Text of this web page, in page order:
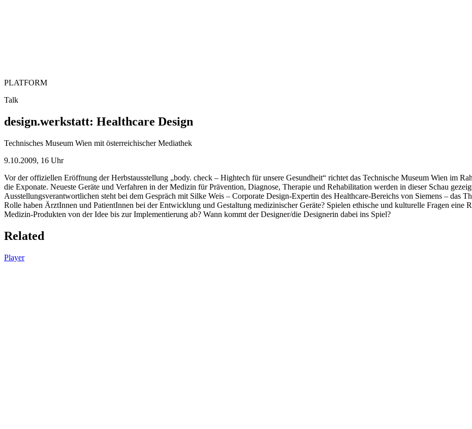
PLATFORM
Talk
design.werkstatt: Healthcare Design
Technisches Museum Wien mit österreichischer Mediathek
9.10.2009, 16 Uhr
Vor der offiziellen Eröffnung der Herbstausstellung „body. check – Hightech für unsere Gesundheit“ richtet das Technische Museum Wien im
die Exponate. Neueste Geräte und Verfahren in der Medizin für Prävention, Diagnose, Therapie und Rehabilitation werden in dieser Schau
Ausstellungsverantwortlichen steht bei dem Gespräch mit Silke Weis – Corporate Design-Expertin des Healthcare-Bereichs von Siemens – das
Rolle haben ÄrztInnen und PatientInnen bei der Entwicklung und Gestaltung medizinischer Geräte? Spielen ethische und kulturelle Fragen eine
Medizin-Produkten von der Idee bis zur Implementierung ab? Wann kommt der Designer/die Designerin dabei ins Spiel?
Related
Player